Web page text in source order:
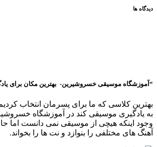
دیدگاه ها
“آموزشگاه موسیقی خسروشیرین- بهترین مکان برای
بهترین کلاسی که ما برای پسرمان انتخاب
به یادگیری موسیقی کند در آموزشگاه
وجود اینکه هیچی از موسیقی نمی دانست اما
آهنگ های مختلفی را بنوازد و نت ها را بخواند.